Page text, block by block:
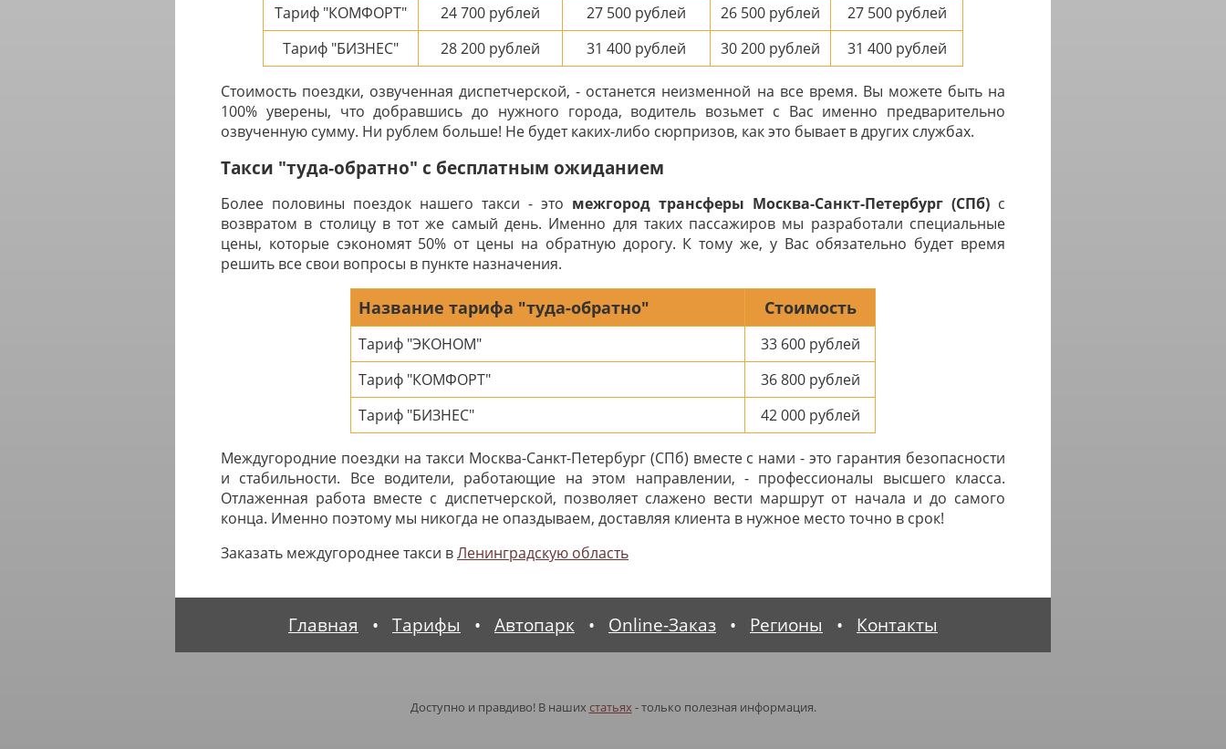
Тариф "КОМФОРТ"
24 700 рублей 27 500 рублей 26 500 рублей 27 500рублей
Тариф "БИЗНЕС"
28 200 рублей 31 400 рублей 30 200 рублей 31 400рублей
Стоимость поездки, озвученная диспетчерской, - останется неизменной на все время. Вы можете быть на
100% уверены, что добравшись до нужного города, водитель возьмет с Вас именно предварительно
озвученную сумму. Ни рублем больше! Не будет каких-либо сюрпризов, как это бывает в других службах.
Такси "туда-обратно" с бесплатным ожиданием
Более половины поездок нашего такси - это межгород трансферы Москва-Санкт-Петербург (СПб) с
возвратом в столицу в тот же самый день. Именно для таких пассажиров мы разработали специальные
цены, которые сэкономят 50% от цены на обратную дорогу. К тому же, у Вас обязательно будет время
решить все свои вопросы в пункте назначения.
Название тарифа "туда-обратно" Стоимость
Тариф "ЭКОНОМ" 33 600рублей
Тариф "КОМФОРТ"
36 800рублей
Тариф "БИЗНЕС"
42 000рублей
Междугородние поездки на такси Москва-Санкт-Петербург (СПб) вместе с нами - это гарантия безопасности
и стабильности. Все водители, работающие на этом направлении, - профессионалы высшего класса.
Отлаженная работа вместе с диспетчерской, позволяет слажено вести маршрут от начала и до самого
конца. Именно поэтому мы никогда не опаздываем, доставляя клиента в нужное место точно в срок!
Заказать междугороднее такси вЛенинградскую область
Главная • Тарифы • Автопарк • Online-Заказ • Регионы • Контакты
Доступно и правдиво! В наших статьях - только полезная информация.